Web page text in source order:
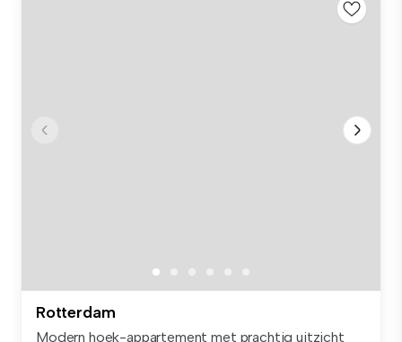
Rotterdam
Modern hoek-appartement met prachtig uitzicht